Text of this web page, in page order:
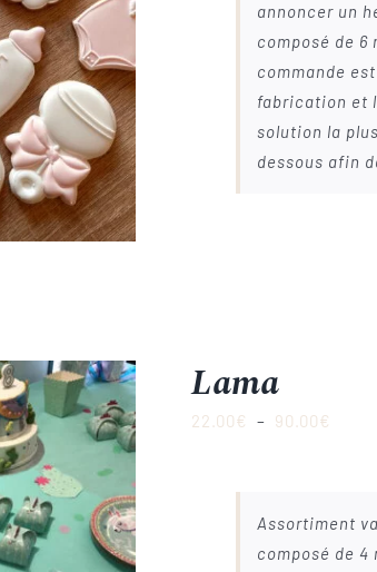
annoncer un
composé de 6
commande
fabrication et
solution la
dessous afin
Lama
22.00€ – 90.00€
Assortiment
composé de 4